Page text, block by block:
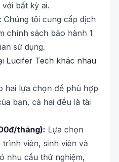
bất kỳ ai.
Chúng tôi cung cấp dịch
chính sách bảo hành 1
sử dụng.
Lucifer Tech khác nhau
hai lựa chọn để phù hợp
bạn, cả hai đều là tài
tháng): Lựa chọn
viên, sinh viên và
nhu cầu thử nghiệm,